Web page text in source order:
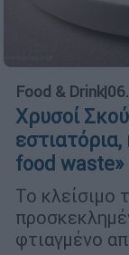
Food & Drink|
Χρυσοί
food
To κλείσιμο
φτιαγμένο